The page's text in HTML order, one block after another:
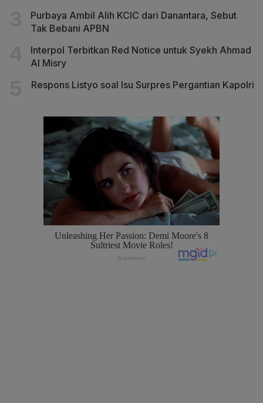
Purbaya Ambil Alih KCIC dari Danantara, Sebut
Tak Bebani APBN
Interpol Terbitkan Red Notice untuk Syekh Ahmad
Al Misry
Respons Listyo soal Isu Surpres Pergantian Kapolri